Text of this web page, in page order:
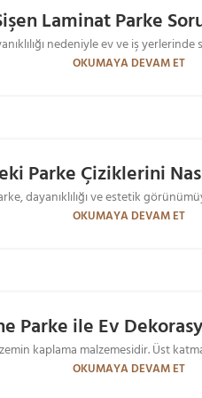
Laminat Parke
nedeniyle ev ve iş yerlerinde
OKUMAYA DEVAM ET
Parke Çiziklerini
dayanıklılığı ve estetik
OKUMAYA DEVAM ET
Parke ile Ev
kaplama malzemesidir. Üst
OKUMAYA DEVAM ET